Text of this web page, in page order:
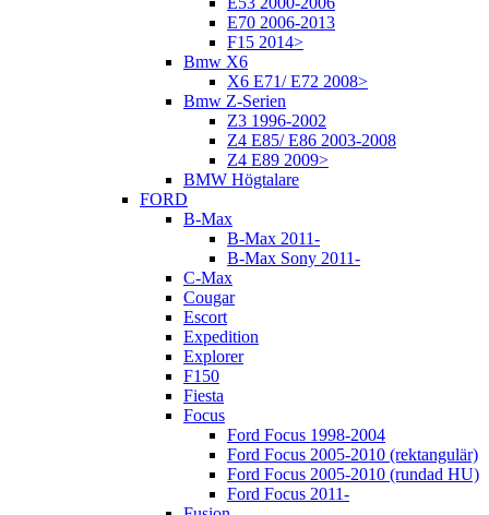
E70 2006-2013
F15 2014>
Bmw X6
X6 E71/ E72 2008>
Bmw Z-Serien
Z3 1996-2002
Z4 E85/ E86 2003-2008
Z4 E89 2009>
BMW Högtalare
FORD
B-Max
B-Max 2011-
B-Max Sony 2011-
C-Max
Cougar
Escort
Expedition
Explorer
F150
Fiesta
Focus
Ford Focus 1998-2004
Ford Focus 2005-2010 (rektangulär)
Ford Focus 2005-2010 (rundad HU)
Ford Focus 2011-